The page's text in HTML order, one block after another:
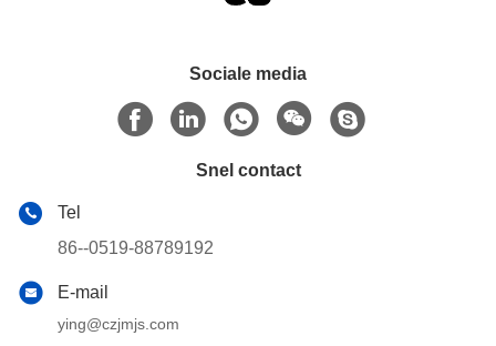
Sociale media
Snel contact
Tel
86--0519-88789192
E-mail
ying@czjmjs.com